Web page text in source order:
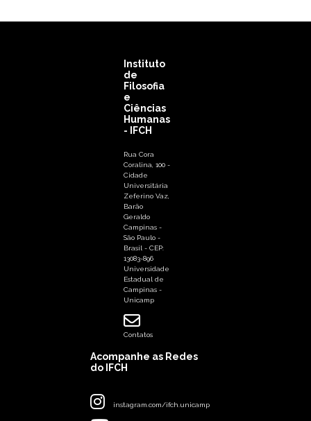
Instituto
de
Filosofia
e
Ciências
Humanas
- IFCH
Rua Cora
Coralina, 100 -
Cidade
Universitária
Zeferino Vaz,
Barão
Geraldo
Campinas -
São Paulo -
Brasil - CEP:
13083-896
Universidade
Estadual de
Campinas -
Unicamp
Contatos
Acompanhe as Redes
do IFCH
instagram.com/ifch.unicamp